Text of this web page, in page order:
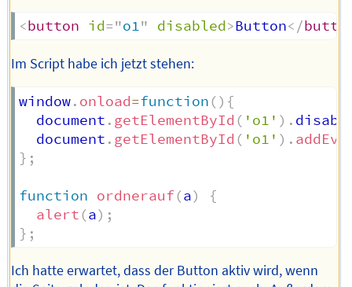
<button id="o1" disabled>Button</
Im Script habe ich jetzt stehen:
window. onload=function () {
  document
. getElementById ( 'o1' ) .
  document
. getElementById ( 'o1' ) .
} ;
function ordnerauf(a)
{
alert (a) ;
} ;
Ich hatte erwartet, dass der Button aktiv wird, wenn